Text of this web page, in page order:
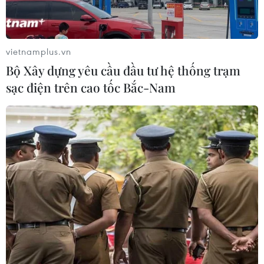
trong thực hiện Nghị quyết 57-
NQ/TW
07/08/2026 08:18
Tây Ninh thúc đẩy bình dân học vụ
số, tạo động lực phát triển kinh tế số
07/08/2026 07:17
"Doanh nghiệp phải là lực lượng
nòng cốt phát triển công nghệ chiến
lược"
07/08/2026 07:09
Meta bồi thường gần 600 triệu USD
vietnamplus.vn
Bộ Xây dựng yêu cầu đầu tư hệ thống trạm
sạc điện trên cao tốc Bắc-Nam